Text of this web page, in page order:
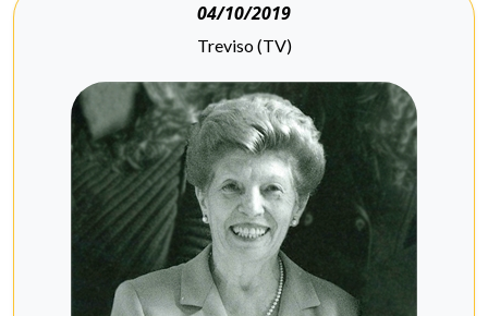
04/10/2019
Treviso (TV)